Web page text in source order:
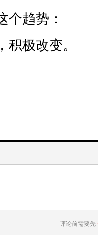
个趋势：
极改变。
评论前需要先